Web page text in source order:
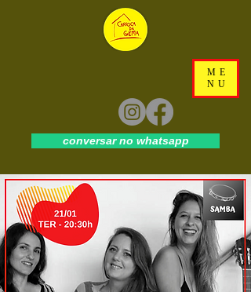
ME
NU
conversar no whatsapp